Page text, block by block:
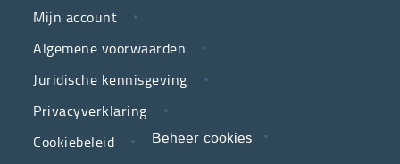
is
partner
in
zorg.
We
Mijn account
Algemene voorwaarden
Juridische kennisgeving
Privacyverklaring
Cookiebeleid
Beheer cookies